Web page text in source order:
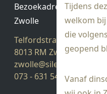
Tijdens
welkom
die
geopend
Vanaf
Bezoekadres
Zwolle
Telfordstraat 14
8013 RM Zwolle
zwolle@silex.nl
073 - 631 54 05